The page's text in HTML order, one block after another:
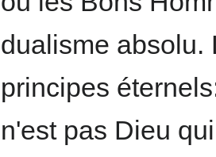
dualisme absolu.
principes
n'est pas Dieu